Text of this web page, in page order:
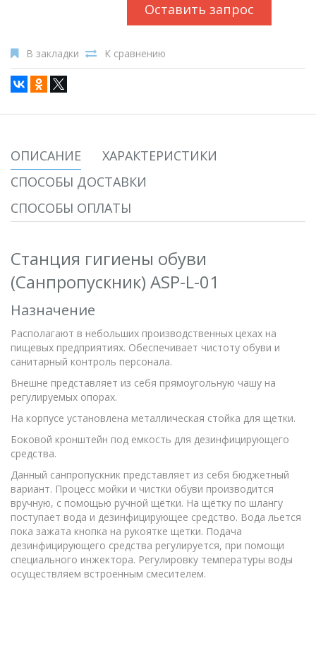
Оставить запрос
В закладки К сравнению
ОПИСАНИЕ
ХАРАКТЕРИСТИКИ
СПОСОБЫ ДОСТАВКИ
СПОСОБЫ ОПЛАТЫ
Станция гигиены обуви
(Санпропускник) ASP-L-01
Назначение
Располагают в небольших производственных цехах на
пищевых предприятиях. Обеспечивает чистоту обуви и
санитарный контроль персонала.
Внешне представляет из себя прямоугольную чашу на
регулируемых опорах.
На корпусе установлена металлическая стойка для щетки.
Боковой кронштейн под емкость для дезинфицирующего
средства.
Данный санпропускник представляет из себя бюджетный
вариант. Процесс мойки и чистки обуви производится
вручную, с помощью ручной щётки. На щётку по шлангу
поступает вода и дезинфицирующее средство. Вода льется
пока зажата кнопка на рукоятке щетки. Подача
дезинфицирующего средства регулируется, при помощи
специального инжектора. Регулировку температуры воды
осуществляем встроенным смесителем.